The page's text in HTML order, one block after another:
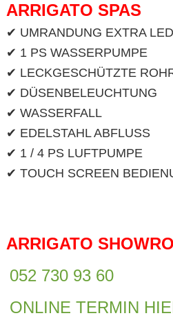
ARRIGATO SPAS
✔ UMRANDUNG EXTRA LED
✔ 1 PS WASSERPUMPE
✔ LECKGESCHÜTZTE
✔ DÜSENBELEUCHTUNG
✔ WASSERFALL
✔ EDELSTAHL ABFLUSS
✔ 1 / 4 PS LUFTPUMPE
✔ TOUCH SCREEN
ARRIGATO
052 730 93 60
ONLINE TERMIN